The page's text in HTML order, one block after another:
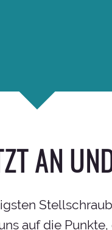
AN
auf die